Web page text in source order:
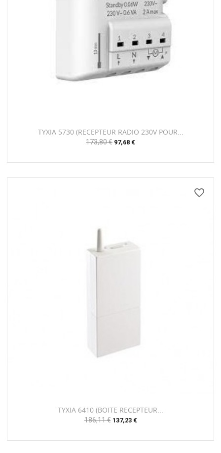
TYXIA 5730 (RECEPTEUR RADIO 230V POUR...
Prix
173,80 € Prix
97,68 €
TYXIA 6410 (BOITE RECEPTEUR...
Prix
186,11 € Prix
137,23 €
favorite_border